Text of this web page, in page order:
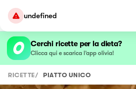
undefined
Cerchi ricette per la dieta?
Clicca qui e scarica l’app olivia!
RICETTE/ PIATTO UNICO